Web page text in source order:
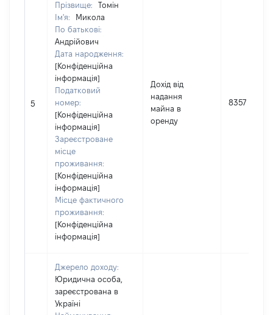
5
Прізвище:
Томін
Ім'я:
Микола
По батькові:
Андрійович
Дата народження:
[Конфіденційна
інформація]
Податковий
номер:
[Конфіденційна
інформація]
Зареєстроване
місце
проживання:
[Конфіденційна
інформація]
Місце фактичного
проживання:
[Конфіденційна
інформація]
Дохід від
надання
майна в
оренду
8357
Джерело доходу:
Юридична особа,
зареєстрована в
Україні